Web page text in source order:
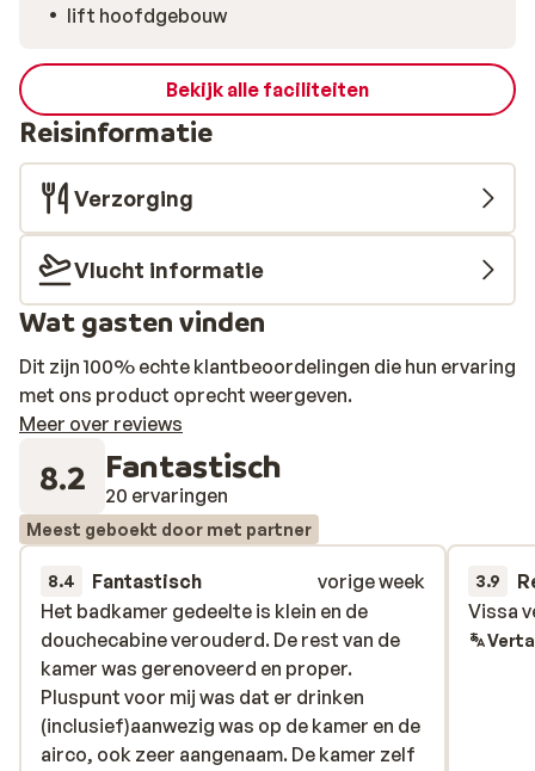
lift hoofdgebouw
Bekijk alle faciliteiten
Reisinformatie
Verzorging
Vlucht informatie
Wat gasten vinden
Dit zijn 100% echte klantbeoordelingen die hun ervaring
met ons product oprecht weergeven.
Meer over reviews
8.2 Fantastisch
20 ervaringen
Meest geboekt door met partner
8.4 Fantastisch
vorige week
Het badkamer gedeelte is klein en de
douchecabine verouderd. De rest van de
kamer was gerenoveerd en proper.
Pluspunt voor mij was dat er drinken
(inclusief)aanwezig was op de kamer en de
airco, ook zeer aangenaam. De kamer zelf
Het badkamer gedeelte is klein en de
douchecabine verouderd. De rest van de
kamer was gerenoveerd en proper.
Pluspunt voor mij was dat er drinken
(inclusief)aanwezig was op de kamer en de
airco, ook zeer aangenaam. De kamer zelf
3.9
Vissa
Vissa